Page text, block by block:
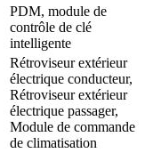
PDM, module de
contrôle de clé
intelligente
Rétroviseur extérieur
électrique conducteur,
Rétroviseur extérieur
électrique passager,
Module de commande
de climatisation